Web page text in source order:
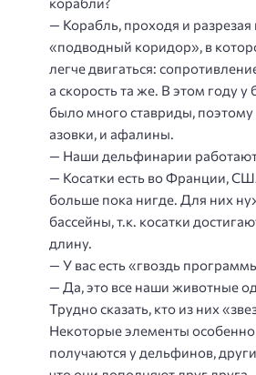
— Корабль, проходя и разрезая
«подводный коридор», в
легче двигаться:
а скорость та же. В этом году
было много ставриды,
азовки, и афалины.
— Наши дельфинарии работают
— Косатки есть во Франции,
больше пока нигде. Для них
бассейны, т.к. косатки
длину.
— У вас есть «гвоздь
— Да, это все наши животные
Трудно сказать, кто из них
Некоторые элементы
получаются у дельфинов,